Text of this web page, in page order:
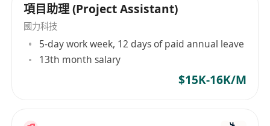
項目助理 (Project Assistant)
國力科技
5-day work week, 12 days of paid annual leave
13th month salary
$15K-16K/M